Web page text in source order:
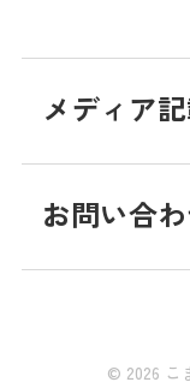
メディア
お問い合
© 2026 こ